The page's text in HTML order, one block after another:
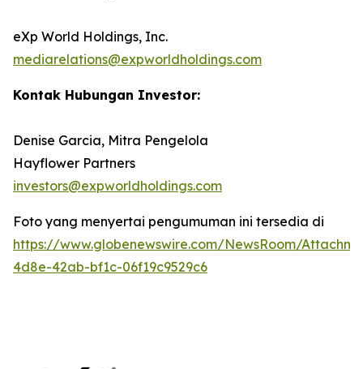
eXp World Holdings, Inc.
mediarelations@expworldholdings.com
Kontak Hubungan Investor:
Denise Garcia, Mitra Pengelola
Hayflower Partners
investors@expworldholdings.com
Foto yang menyertai pengumuman ini tersedia di
https://www.globenewswire.com/NewsRoom/
4d8e-42ab-bf1c-06f19c9529c6